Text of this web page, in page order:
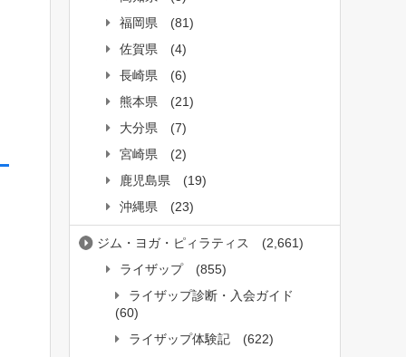
福岡県
(81)
佐賀県
(4)
長崎県
(6)
熊本県
(21)
大分県
(7)
宮崎県
(2)
鹿児島県
(19)
沖縄県
(23)
ジム・ヨガ・ピィラティス
(2,661)
ライザップ
(855)
ライザップ診断・入会ガイド
(60)
ライザップ体験記
(622)